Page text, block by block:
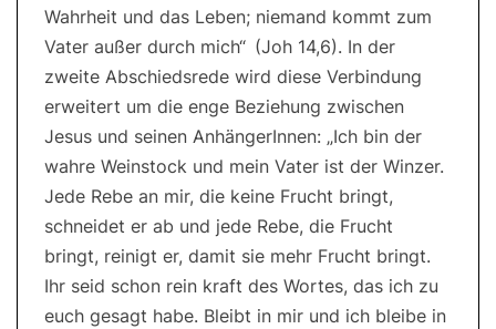
Wahrheit und das Leben; niemand kommt zum
Vater außer durch mich“ (Joh 14,6). In der
zweite Abschiedsrede wird diese Verbindung
erweitert um die enge Beziehung zwischen
Jesus und seinen AnhängerInnen: „Ich bin der
wahre Weinstock und mein Vater ist der Winzer.
Jede Rebe an mir, die keine Frucht bringt,
schneidet er ab und jede Rebe, die Frucht
bringt, reinigt er, damit sie mehr Frucht bringt.
Ihr seid schon rein kraft des Wortes, das ich zu
euch gesagt habe. Bleibt in mir und ich bleibe in